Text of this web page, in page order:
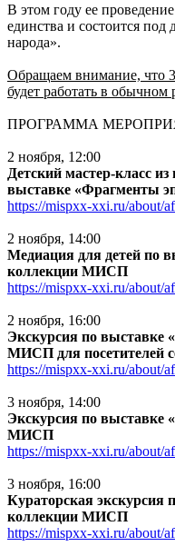
В этом году ее
единства и состоится под
народа».
Обращаем внимание, что
будет работать в обычном
ПРОГРАММА
2 ноября, 12:00
Детский мастер-класс
выставке «Фрагменты
https://mispxx-xxi.ru/about/
2 ноября, 14:00
Медиация для детей по
коллекции МИСП
https://mispxx-xxi.ru/about/
2 ноября, 16:00
Экскурсия по выставке
МИСП для посетителей
https://mispxx-xxi.ru/about/
3 ноября, 14:00
Экскурсия по выставке
МИСП
https://mispxx-xxi.ru/about/
3 ноября, 16:00
Кураторская экскурсия
коллекции МИСП
https://mispxx-xxi.ru/about/